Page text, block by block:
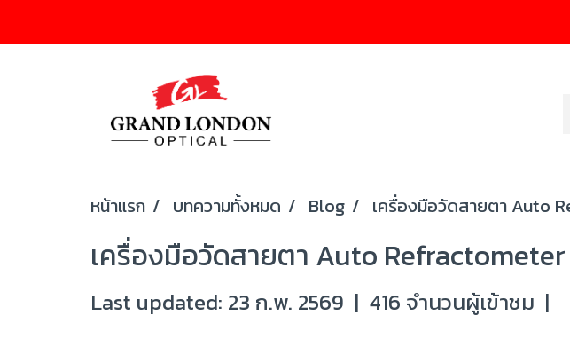
หน้าแรก บทความทั้งหมด Blog เครื่องมือวัดสายตา Auto
เครื่องมือวัดสายตา Auto
Last updated: 23 ก.พ. 2569 | 416 จำนวนผู้เข้าชม |